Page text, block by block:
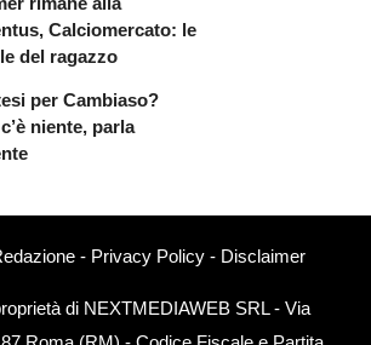
Calciomercato: le
del ragazzo
per Cambiaso?
niente, parla
- Privacy Policy- Disclaimer
di NEXTMEDIAWEB SRL - Via